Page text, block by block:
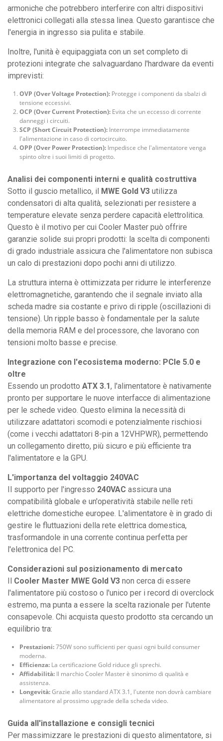
armoniche che potrebbero interferire con altri dispositivi
elettronici collegati alla stessa linea. Questo garantisce che
l'energia in ingresso sia pulita e stabile.
Inoltre, l'unità è equipaggiata con un set completo di
protezioni integrate che salvaguardano l'hardware da eventi
imprevisti:
OVP (Over Voltage Protection): Protegge i componenti da sbalzi di
tensione eccessivi.
OCP (Over Current Protection): Evita che un eccesso di corrente
danneggi i circuiti.
SCP (Short Circuit Protection): Interrompe immediatamente
l'alimentazione in caso di cortocircuito.
OPP (Over Power Protection): Impedisce che l'alimentatore venga
spinto oltre i suoi limiti di progetto.
Analisi dei componenti interni e qualità costruttiva
Sotto il guscio metallico, il MWE Gold V3 utilizza
condensatori di alta qualità, selezionati per resistere a
temperature elevate senza perdere capacità elettrolitica.
Questo è il motivo per cui Cooler Master può offrire
garanzie solide sui propri prodotti: la scelta di componenti
di grado industriale assicura che l'alimentatore non subisca
un calo di prestazioni dopo pochi anni di utilizzo.
La struttura interna è ottimizzata per ridurre le interferenze
elettromagnetiche, garantendo che il segnale inviato alla
scheda madre sia costante e privo di ripple (oscillazioni di
tensione). Un ripple basso è fondamentale per la salute
della memoria RAM e del processore, che lavorano con
tensioni molto basse e precise.
Integrazione con l'ecosistema moderno: PCIe 5.0 e
oltre
Essendo un prodotto ATX 3.1, l'alimentatore è nativamente
pronto per supportare le nuove interfacce di alimentazione
per le schede video. Questo elimina la necessità di
utilizzare adattatori scomodi e potenzialmente rischiosi
(come i vecchi adattatori 8-pin a 12VHPWR), permettendo
un collegamento diretto, più sicuro e più efficiente tra
l'alimentatore e la GPU.
L'importanza del voltaggio 240VAC
Il supporto per l'ingresso 240VAC assicura una
compatibilità globale e un'operatività stabile nelle reti
elettriche domestiche europee. L'alimentatore è in grado di
gestire le fluttuazioni della rete elettrica domestica,
trasformandole in una corrente continua perfetta per
l'elettronica del PC.
Considerazioni sul posizionamento di mercato
Il Cooler Master MWE Gold V3 non cerca di essere
l'alimentatore più costoso o l'unico per i record di overclock
estremo, ma punta a essere la scelta razionale per l'utente
consapevole. Chi acquista questo prodotto sta cercando un
equilibrio tra:
Prestazioni:750W sono sufficienti per quasi ogni build consumer
moderna.
Efficienza: La certificazione Gold riduce gli sprechi.
Affidabilità: Il marchio Cooler Master è sinonimo di qualità e
assistenza.
Longevità:Grazie allo standard ATX 3.1, l'utente non dovrà cambiare
alimentatore al prossimo upgrade della scheda video.
Guida all'installazione e consigli tecnici
Per massimizzare le prestazioni di questo alimentatore, si